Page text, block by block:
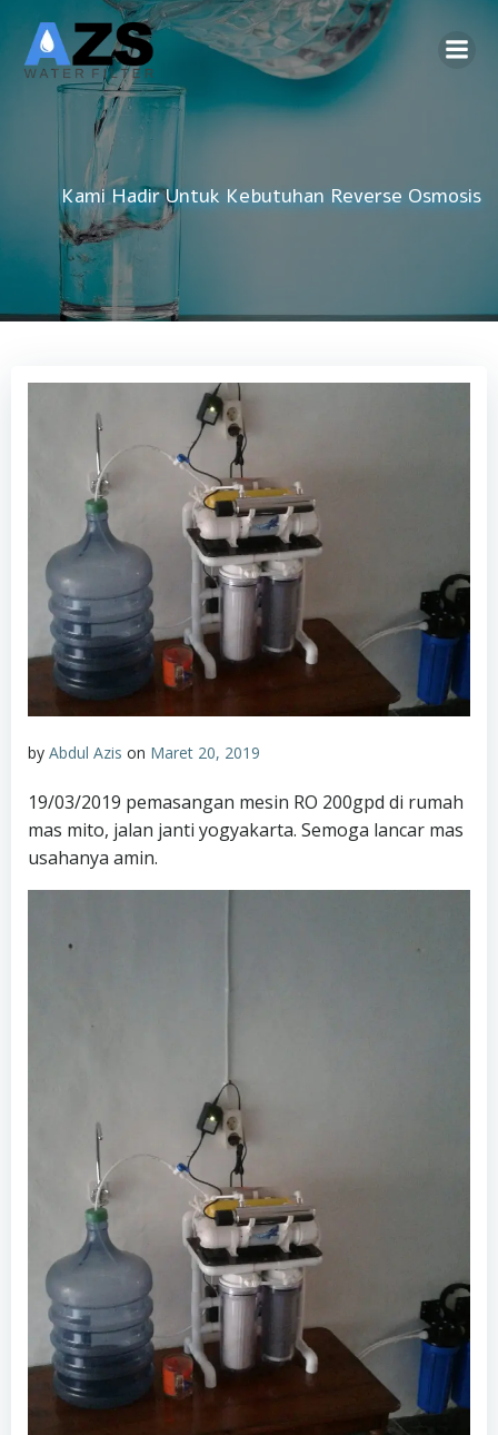
Skip
to
content
Kami Hadir Untuk Kebutuhan Reverse Osmosis
by Abdul Azis on Maret 20, 2019
19/03/2019 pemasangan mesin RO 200gpd di rumah
mas mito, jalan janti yogyakarta. Semoga lancar mas
usahanya amin.